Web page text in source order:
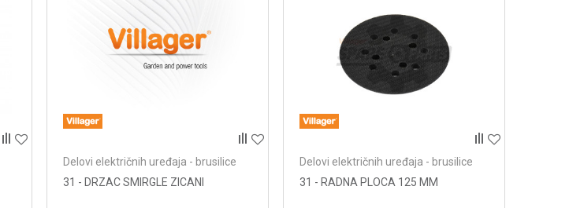
Delovi električnih uređaja - brusilice
31 - DRZAC SMIRGLE ZICANI
Delovi električnih uređaja - brusilice
31 - RADNA PLOCA 125 MM